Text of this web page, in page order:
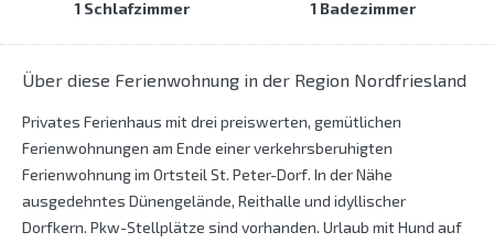
1 Schlafzimmer
1 Badezimmer
Über diese Ferienwohnung in der Region Nordfriesland
Privates Ferienhaus mit drei preiswerten, gemütlichen
Ferienwohnungen am Ende einer verkehrsberuhigten
Ferienwohnung im Ortsteil St. Peter-Dorf. In der Nähe
ausgedehntes Dünengelände, Reithalle und idyllischer
Dorfkern. Pkw-Stellplätze sind vorhanden. Urlaub mit Hund auf